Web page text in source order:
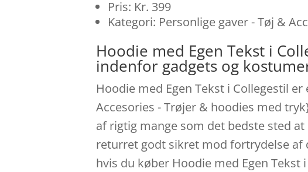
Pris: Kr. 399
Kategori: Personlige gaver - Tøj &
Hoodie med Egen Tekst i
indenfor gadgets og
Hoodie med Egen Tekst i Collegestil
Accesories - Trøjer & hoodies med
af rigtig mange som det bedste sted
returret godt sikret mod fortrydelse af
hvis du køber Hoodie med Egen